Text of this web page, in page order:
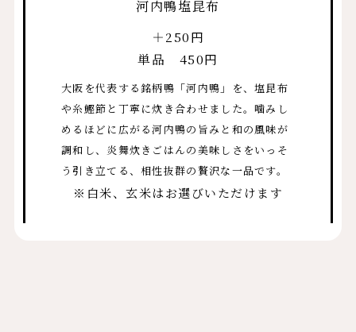
河内鴨塩昆布
＋250円
単品 450円
大阪を代表する銘柄鴨「河内鴨」を、塩昆布
や糸鰹節と丁寧に炊き合わせました。噛みし
めるほどに広がる河内鴨の旨みと和の風味が
調和し、炎舞炊きごはんの美味しさをいっそ
う引き立てる、相性抜群の贅沢な一品です。
※白米、玄米はお選びいただけます